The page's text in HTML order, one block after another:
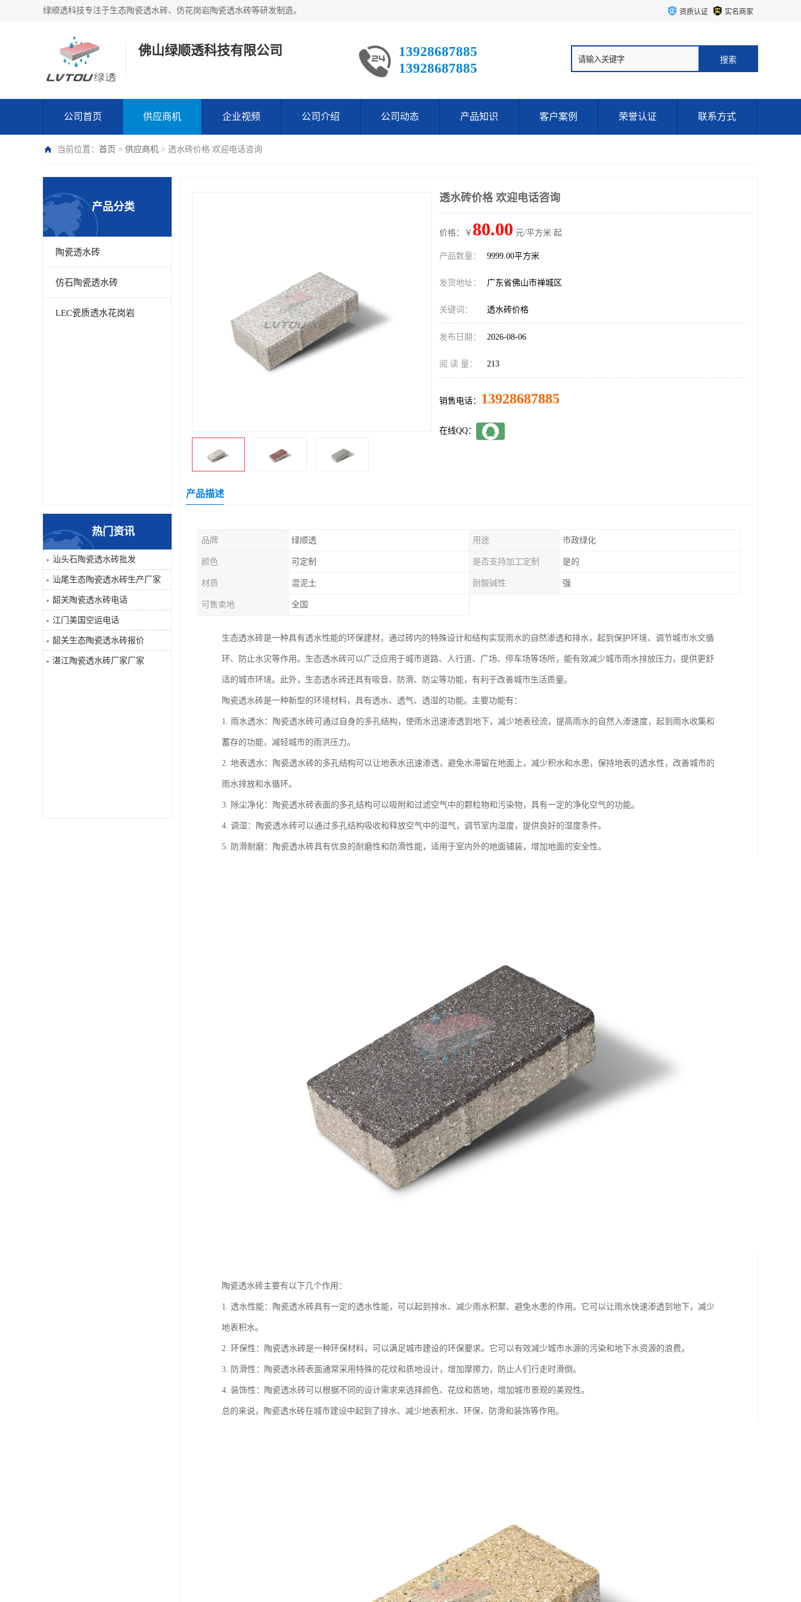
绿顺透科技专注于生态陶瓷透水砖、仿花岗岩陶瓷透水砖等研发制造。 资质认证 实名商家
佛山绿顺透科技有限公司
13928687885
13928687885
公司首页 供应商机 企业视频 公司介绍 公司动态 产品知识 客户案例 荣誉认证 联系方式
当前位置： 首页 > 供应商机 > 透水砖价格 欢迎电话咨询
产品分类
陶瓷透水砖
仿石陶瓷透水砖
LEC瓷质透水花岗岩
热门资讯
汕头石陶瓷透水砖批发
汕尾生态陶瓷透水砖生产厂家
韶关陶瓷透水砖电话
江门美国空运电话
韶关生态陶瓷透水砖报价
湛江陶瓷透水砖厂家厂家
透水砖价格 欢迎电话咨询
价格：￥ 80.00 元/平方米 起
产品数量： 9999.00平方米
发货地址： 广东省佛山市禅城区
关键词： 透水砖价格
发布日期： 2026-08-06
阅 读 量： 213
销售电话： 13928687885
在线QQ：
产品描述
品牌 绿顺透 用途 市政绿化
颜色 可定制 是否支持加工定制 是的
材质 混泥土 耐酸碱性 强
可售卖地 全国
生态透水砖是一种具有透水性能的环保建材，通过砖内的特殊设计和结构实现雨水的自然渗透和排水，起到保护环境、调节城市水文循
环、防止水灾等作用。生态透水砖可以广泛应用于城市道路、人行道、广场、停车场等场所，能有效减少城市雨水排放压力，提供更舒
适的城市环境。此外，生态透水砖还具有吸音、防滑、防尘等功能，有利于改善城市生活质量。
陶瓷透水砖是一种新型的环境材料，具有透水、透气、透湿的功能。主要功能有：
1. 雨水透水：陶瓷透水砖可通过自身的多孔结构，使雨水迅速渗透到地下，减少地表径流，提高雨水的自然入渗速度，起到雨水收集和
蓄存的功能，减轻城市的雨洪压力。
2. 地表透水：陶瓷透水砖的多孔结构可以让地表水迅速渗透，避免水滞留在地面上，减少积水和水患，保持地表的透水性，改善城市的
雨水排放和水循环。
3. 除尘净化：陶瓷透水砖表面的多孔结构可以吸附和过滤空气中的颗粒物和污染物，具有一定的净化空气的功能。
4. 调湿：陶瓷透水砖可以通过多孔结构吸收和释放空气中的湿气，调节室内湿度，提供良好的湿度条件。
5. 防滑耐磨：陶瓷透水砖具有优良的耐磨性和防滑性能，适用于室内外的地面铺装，增加地面的安全性。
陶瓷透水砖主要有以下几个作用：
1. 透水性能：陶瓷透水砖具有一定的透水性能，可以起到排水、减少雨水积聚、避免水患的作用。它可以让雨水快速渗透到地下，减少
地表积水。
2. 环保性：陶瓷透水砖是一种环保材料，可以满足城市建设的环保要求。它可以有效减少城市水源的污染和地下水资源的浪费。
3. 防滑性：陶瓷透水砖表面通常采用特殊的花纹和质地设计，增加摩擦力，防止人们行走时滑倒。
4. 装饰性：陶瓷透水砖可以根据不同的设计需求来选择颜色、花纹和质地，增加城市景观的美观性。
总的来说，陶瓷透水砖在城市建设中起到了排水、减少地表积水、环保、防滑和装饰等作用。